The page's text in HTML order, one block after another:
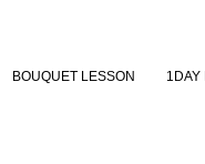
BOUQUET LESSON 1DAY